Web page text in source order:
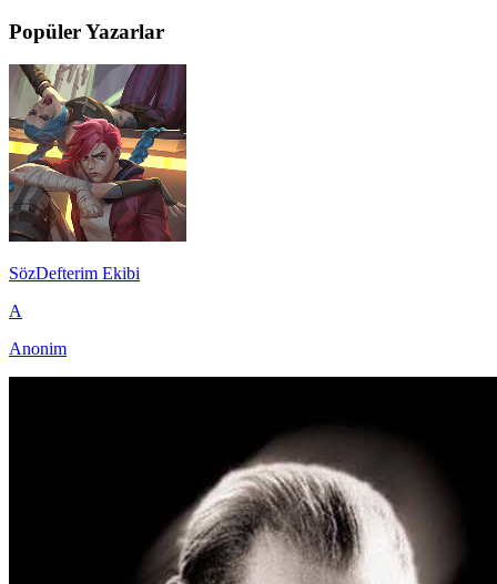
Popüler Yazarlar
SözDefterim Ekibi
A
Anonim